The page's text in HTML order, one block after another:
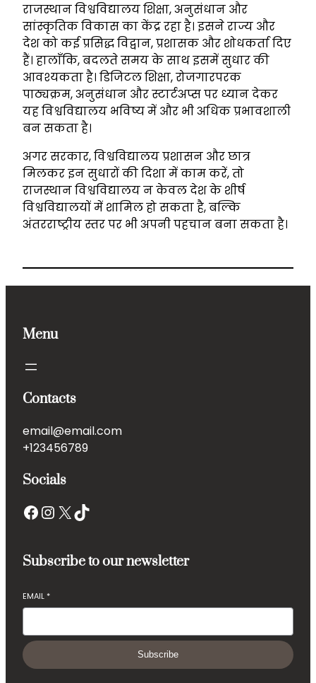
राजस्थान विश्वविद्यालय शिक्षा, अनुसंधान और
सांस्कृतिक विकास का केंद्र रहा है। इसने राज्य और
देश को कई प्रसिद्ध विद्वान, प्रशासक और शोधकर्ता दिए
हैं। हालाँकि, बदलते समय के साथ इसमें सुधार की
आवश्यकता है। डिजिटल शिक्षा, रोजगारपरक
पाठ्यक्रम, अनुसंधान और स्टार्टअप्स पर ध्यान देकर
यह विश्वविद्यालय भविष्य में और भी अधिक प्रभावशाली
बन सकता है।
अगर सरकार, विश्वविद्यालय प्रशासन और छात्र
मिलकर इन सुधारों की दिशा में काम करें, तो
राजस्थान विश्वविद्यालय न केवल देश के शीर्ष
विश्वविद्यालयों में शामिल हो सकता है, बल्कि
अंतरराष्ट्रीय स्तर पर भी अपनी पहचान बना सकता है।
Menu
Contacts
email@email.com
+123456789
Socials
Facebook InstagramX TikTok
Subscribe to our newsletter
EMAIL *
Subscribe